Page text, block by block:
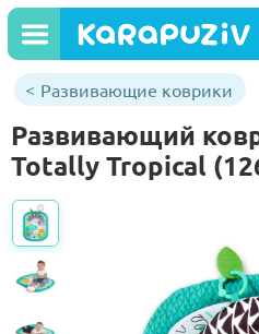
Развивающие коврики
Развивающий
Totally Tropical